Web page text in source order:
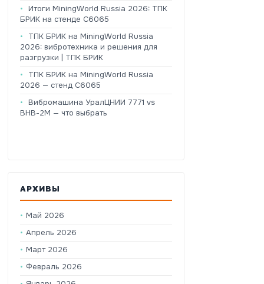
Итоги MiningWorld Russia 2026: ТПК
БРИК на стенде C6065
ТПК БРИК на MiningWorld Russia
2026: вибротехника и решения для
разгрузки | ТПК БРИК
ТПК БРИК на MiningWorld Russia
2026 — стенд C6065
Вибромашина УралЦНИИ 7771 vs
ВНВ-2М — что выбрать
АРХИВЫ
Май 2026
Апрель 2026
Март 2026
Февраль 2026